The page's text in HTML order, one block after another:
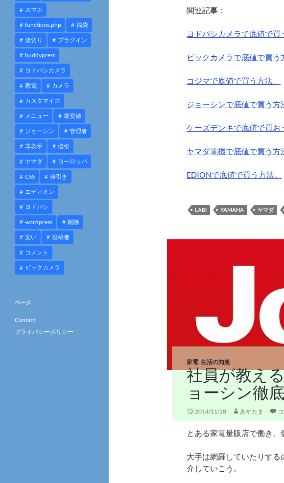
関連記事：
ヨドバシカメラで底値で買
ビックカメラで底値で買う
コジマで底値で買う方法。
ジョーシンで底値で買う方
ケーズデンキで底値で買お
ヤマダ電機で底値で買う方
EDIONで底値で買う方法。
LABI YAMAHA ヤマダ
家電,生活の知恵
社員が教え
ョーシン徹
2014/11/28 あすたま
とある家電量販店で働き、
大手は網羅していたりす
介していこう。
スマホ
functions.php 福袋
値切り プラグイン
buddypress
ヨドバシカメラ
家電 カメラ
カスタマイズ
メニュー 最安値
ジョーシン 管理者
非表示 値引
ヤマダ ヨーロッパ
CSS 値引き
エディオン
ヨドバシ
wordpress 削除
安い 投稿者
コメント
ビックカメラ
ページ
Contact
プライバシーポリシー